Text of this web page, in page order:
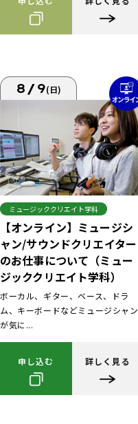
8/9(日)
ミュージッククリエイト学科
【オンライン】ミュージシ
ャン/サウンドクリエイター
のお仕事について（ミュー
ジッククリエイト学科）
ボーカル、ギター、ベース、ドラ
ム、キーボードなどミュージシャン
が気に...
申し込む 詳しく見る